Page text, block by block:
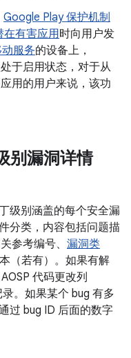
Google Play 保护机制
在有害应用时向用户发
服务的设备上，
于启用状态，对于从
用的用户来说，该功
别漏洞详情
级别涵盖的每个安全漏
分类，内容包括问题描
参考编号、 漏洞类
（若有）。如果有解
代码更改列
。如果某个 bug 有多
过 bug ID 后面的数字